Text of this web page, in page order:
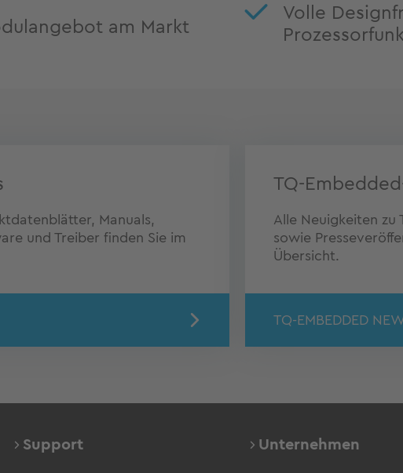
am Markt
Volle
Manuals,
und Treiber finden Sie im
TQ-
Alle Neuigkeiten zu
sowie
Übersicht.
TQ-EMBEDDED
Support Unternehmen